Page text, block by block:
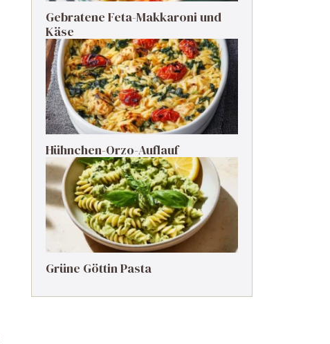
Gebratene Feta-Makkaroni und
Käse
Hühnchen-Orzo-Auflauf
Grüne Göttin Pasta